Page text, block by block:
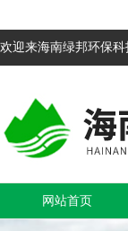
欢迎来海南绿邦环保
网站首页